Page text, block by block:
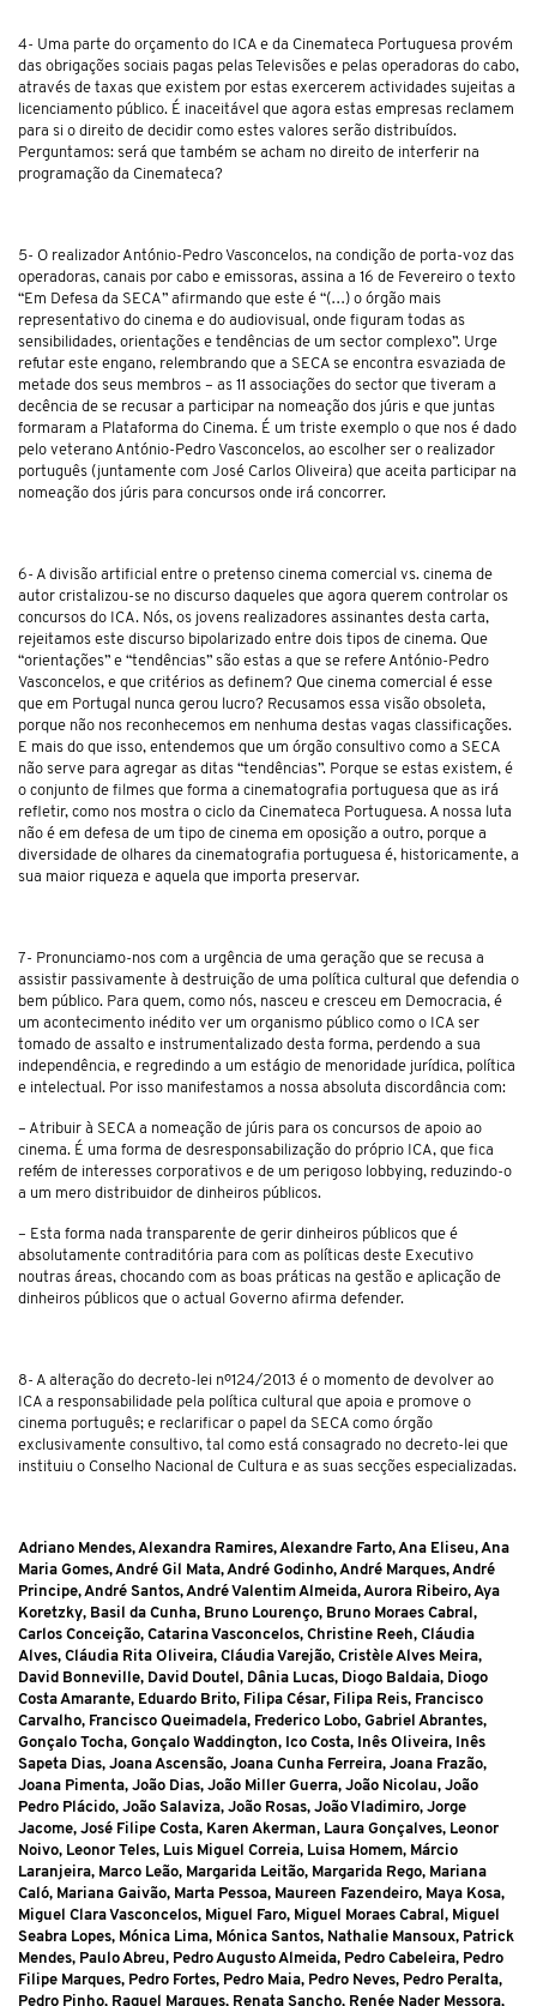
4- Uma parte do orçamento do ICA e da Cinemateca Portuguesa provém
das obrigações sociais pagas pelas Televisões e pelas operadoras do cabo,
através de taxas que existem por estas exercerem actividades sujeitas a
licenciamento público. É inaceitável que agora estas empresas reclamem
para si o direito de decidir como estes valores serão distribuídos.
Perguntamos: será que também se acham no direito de interferir na
programação da Cinemateca?
5- O realizador António-Pedro Vasconcelos, na condição de porta-voz das
operadoras, canais por cabo e emissoras, assina a 16 de Fevereiro o texto
“Em Defesa da SECA” afirmando que este é “(…) o órgão mais
representativo do cinema e do audiovisual, onde figuram todas as
sensibilidades, orientações e tendências de um sector complexo”. Urge
refutar este engano, relembrando que a SECA se encontra esvaziada de
metade dos seus membros – as 11 associações do sector que tiveram a
decência de se recusar a participar na nomeação dos júris e que juntas
formaram a Plataforma do Cinema. É um triste exemplo o que nos é dado
pelo veterano António-Pedro Vasconcelos, ao escolher ser o realizador
português (juntamente com José Carlos Oliveira) que aceita participar na
nomeação dos júris para concursos onde irá concorrer.
6- A divisão artificial entre o pretenso cinema comercial vs. cinema de
autor cristalizou-se no discurso daqueles que agora querem controlar os
concursos do ICA. Nós, os jovens realizadores assinantes desta carta,
rejeitamos este discurso bipolarizado entre dois tipos de cinema. Que
“orientações” e “tendências” são estas a que se refere António-Pedro
Vasconcelos, e que critérios as definem? Que cinema comercial é esse
que em Portugal nunca gerou lucro? Recusamos essa visão obsoleta,
porque não nos reconhecemos em nenhuma destas vagas classificações.
E mais do que isso, entendemos que um órgão consultivo como a SECA
não serve para agregar as ditas “tendências”. Porque se estas existem, é
o conjunto de filmes que forma a cinematografia portuguesa que as irá
refletir, como nos mostra o ciclo da Cinemateca Portuguesa. A nossa luta
não é em defesa de um tipo de cinema em oposição a outro, porque a
diversidade de olhares da cinematografia portuguesa é, historicamente, a
sua maior riqueza e aquela que importa preservar.
7- Pronunciamo-nos com a urgência de uma geração que se recusa a
assistir passivamente à destruição de uma política cultural que defendia o
bem público. Para quem, como nós, nasceu e cresceu em Democracia, é
um acontecimento inédito ver um organismo público como o ICA ser
tomado de assalto e instrumentalizado desta forma, perdendo a sua
independência, e regredindo a um estágio de menoridade jurídica, política
e intelectual. Por isso manifestamos a nossa absoluta discordância com:
– Atribuir à SECA a nomeação de júris para os concursos de apoio ao
cinema. É uma forma de desresponsabilização do próprio ICA, que fica
refém de interesses corporativos e de um perigoso lobbying, reduzindo-o
a um mero distribuidor de dinheiros públicos.
– Esta forma nada transparente de gerir dinheiros públicos que é
absolutamente contraditória para com as políticas deste Executivo
noutras áreas, chocando com as boas práticas na gestão e aplicação de
dinheiros públicos que o actual Governo afirma defender.
8- A alteração do decreto-lei nº124/2013 é o momento de devolver ao
ICA a responsabilidade pela política cultural que apoia e promove o
cinema português; e reclarificar o papel da SECA como órgão
exclusivamente consultivo, tal como está consagrado no decreto-lei que
instituiu o Conselho Nacional de Cultura e as suas secções especializadas.
Adriano Mendes, Alexandra Ramires, Alexandre Farto, Ana Eliseu, Ana
Maria Gomes, André Gil Mata, André Godinho, André Marques, André
Principe, André Santos, André Valentim Almeida, Aurora Ribeiro, Aya
Koretzky, Basil da Cunha, Bruno Lourenço, Bruno Moraes Cabral,
Carlos Conceição, Catarina Vasconcelos, Christine Reeh, Cláudia
Alves, Cláudia Rita Oliveira, Cláudia Varejão, Cristèle Alves Meira,
David Bonneville, David Doutel, Dânia Lucas, Diogo Baldaia, Diogo
Costa Amarante, Eduardo Brito, Filipa César, Filipa Reis, Francisco
Carvalho, Francisco Queimadela, Frederico Lobo, Gabriel Abrantes,
Gonçalo Tocha, Gonçalo Waddington, Ico Costa, Inês Oliveira, Inês
Sapeta Dias, Joana Ascensão, Joana Cunha Ferreira, Joana Frazão,
Joana Pimenta, João Dias, João Miller Guerra, João Nicolau, João
Pedro Plácido, João Salaviza, João Rosas, João Vladimiro, Jorge
Jacome, José Filipe Costa, Karen Akerman, Laura Gonçalves, Leonor
Noivo, Leonor Teles, Luis Miguel Correia, Luisa Homem, Márcio
Laranjeira, Marco Leão, Margarida Leitão, Margarida Rego, Mariana
Caló, Mariana Gaivão, Marta Pessoa, Maureen Fazendeiro, Maya Kosa,
Miguel Clara Vasconcelos, Miguel Faro, Miguel Moraes Cabral, Miguel
Seabra Lopes, Mónica Lima, Mónica Santos, Nathalie Mansoux, Patrick
Mendes, Paulo Abreu, Pedro Augusto Almeida, Pedro Cabeleira, Pedro
Filipe Marques, Pedro Fortes, Pedro Maia, Pedro Neves, Pedro Peralta,
Pedro Pinho, Raquel Marques, Renata Sancho, Renée Nader Messora,